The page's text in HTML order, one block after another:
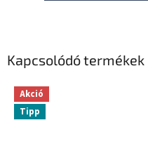
Kapcsolódó termékek
Akció
Tipp